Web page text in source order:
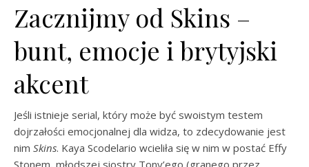
Zacznijmy od Skins –
bunt, emocje i brytyjski
akcent
Jeśli istnieje serial, który może być swoistym testem
dojrzałości emocjonalnej dla widza, to zdecydowanie jest
nim Skins. Kaya Scodelario wcieliła się w nim w postać Effy
Stonem, młodszej siostry Tony’ego (granego przez